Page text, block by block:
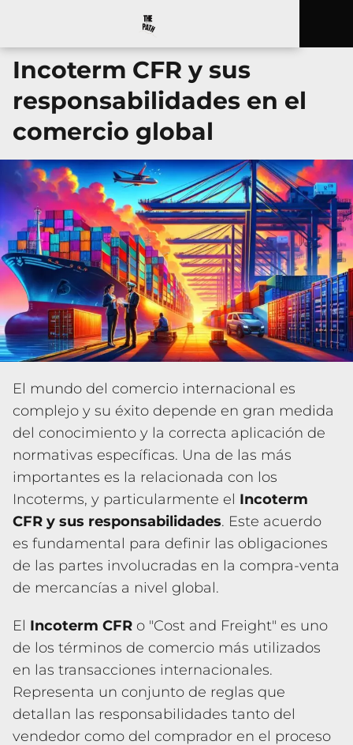
Incoterm CFR y sus
responsabilidades en el
comercio global
El mundo del comercio internacional es
complejo y su éxito depende en gran medida
del conocimiento y la correcta aplicación de
normativas específicas. Una de las más
importantes es la relacionada con los
Incoterms, y particularmente el Incoterm
CFR y sus responsabilidades. Este acuerdo
es fundamental para definir las obligaciones
de las partes involucradas en la compra-venta
de mercancías a nivel global.
El Incoterm CFR o "Cost and Freight" es uno
de los términos de comercio más utilizados
en las transacciones internacionales.
Representa un conjunto de reglas que
detallan las responsabilidades tanto del
vendedor como del comprador en el proceso